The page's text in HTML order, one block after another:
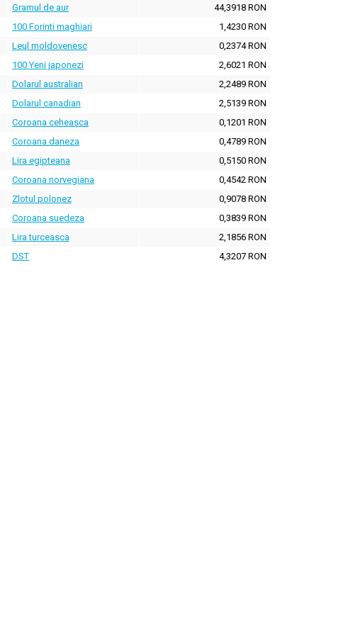
Gramul de aur
44,3918 RON
100 Forinti maghiari
1,4230 RON
Leul moldovenesc
0,2374 RON
100 Yeni japonezi
2,6021 RON
Dolarul australian
2,2489 RON
Dolarul canadian
2,5139 RON
Coroana ceheasca
0,1201 RON
Coroana daneza
0,4789 RON
Lira egipteana
0,5150 RON
Coroana norvegiana
0,4542 RON
Zlotul polonez
0,9078 RON
Coroana suedeza
0,3839 RON
Lira turceasca
2,1856 RON
DST 4,3207 RON